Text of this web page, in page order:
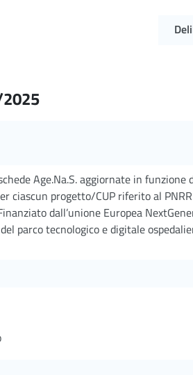
Age.Na.S. aggiornate in funzione
ciascun progetto/CUP riferito al
dall’unione Europea
parco tecnologico e digitale